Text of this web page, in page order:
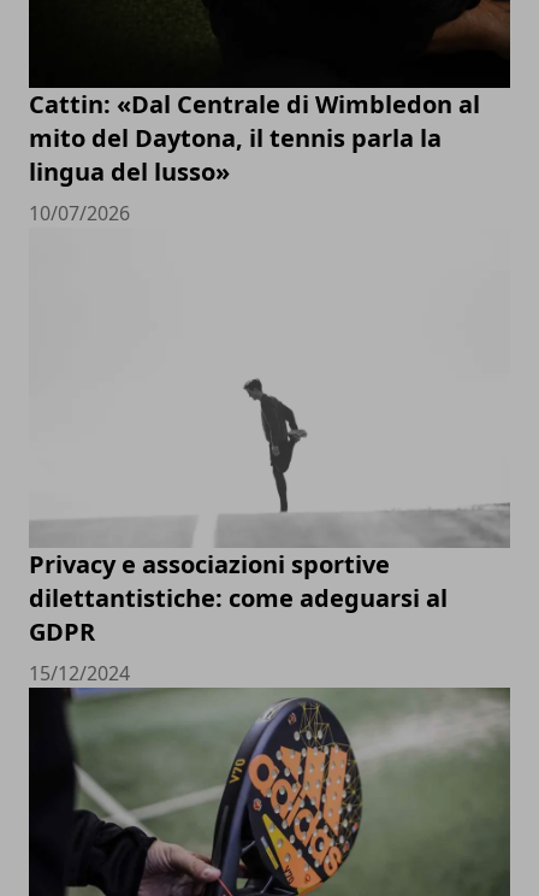
Cattin: «Dal Centrale di Wimbledon al
mito del Daytona, il tennis parla la
lingua del lusso»
10/07/2026
Privacy e associazioni sportive
dilettantistiche: come adeguarsi al
GDPR
15/12/2024